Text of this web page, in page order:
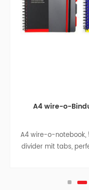
A4 wire-o-
A4 wire-o-notebook,
divider mit tabs,